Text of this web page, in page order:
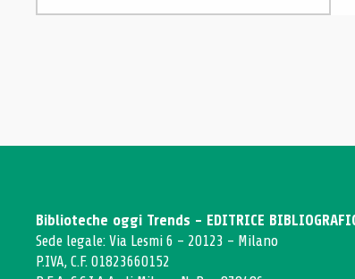
Biblioteche oggi Trends - EDITRICE
Sede legale: Via Lesmi 6 - 20123 - Milano
P.IVA, C.F. 01823660152